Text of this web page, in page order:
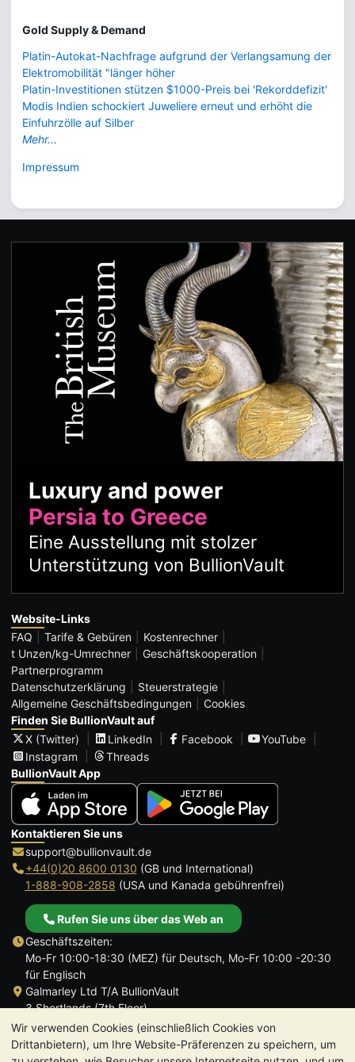
Wir verwenden Cookies (einschließlich Cookies von
Drittanbietern), um Ihre Website-Präferenzen zu speichern, um
Gold Supply & Demand
Platin-Autokat-Nachfrage aufgrund der Verlangsamung der
Elektromobilität "länger höher
Platin-Investitionen stützen $1000-Preis bei 'Rekorddefizit'
Modis Indien schockiert Juweliere erneut und erhöht die
Einfuhrzölle auf Silber
Mehr...
Impressum
Luxury and power
Persia to Greece
Eine Ausstellung mit stolzer
Unterstützung von BullionVault
Website-Links
FAQ
Tarife & Gebüren
Kostenrechner
t Unzen/kg-Umrechner
Geschäftskooperation
Partnerprogramm
Datenschutzerklärung
Steuerstrategie
Allgemeine Geschäftsbedingungen
Cookies
Finden Sie BullionVault auf
X (Twitter)
LinkedIn Facebook
YouTube
Instagram
Threads
BullionVault App
Kontaktieren Sie uns
support@bullionvault.de
+44(0)20 8600 0130 (GB und International)
1-888-908-2858 (USA und Kanada gebührenfrei)
Rufen Sie uns über das Web an
Geschäftszeiten:
Mo-Fr 10:00-18:30 (MEZ) für Deutsch, Mo-Fr 10:00 -20:30
für Englisch
Galmarley Ltd T/A BullionVault
3 Shortlands (7th Floor)
Hammersmith
London
W6 8DA